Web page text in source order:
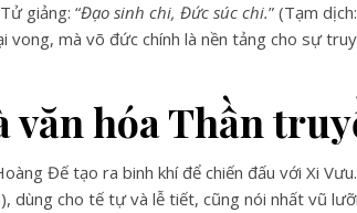
giảng: “Đạo sinh chi, Đức súc chi.” (Tạm
mà võ đức chính là nền tảng cho sự
hóa Thần
Đế tạo ra binh khí để chiến đấu với Xi
dùng cho tế tự và lễ tiết, cũng nói nhất vũ